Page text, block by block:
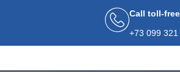
Call toll-free
+73 099 321